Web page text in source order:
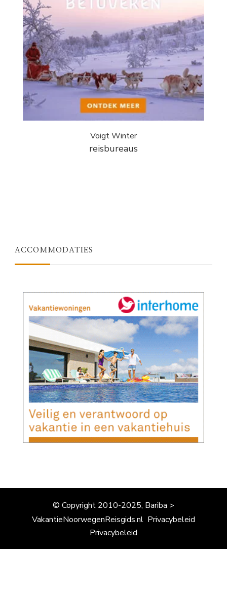
Voigt Winter
reisbureaus
ACCOMMODATIES
© Copyright 2010-2025, Bariba >
VakantieNoorwegenReisgids.nl Privacybeleid
Privacybeleid